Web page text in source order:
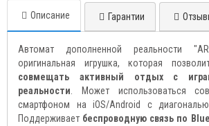
Описание Гарантии
Автомат дополненной реальности
оригинальная игрушка, которая
совмещать активный отдых с
реальности . Может использоваться
смартфоном на iOS/Android с
Поддерживает беспроводную связь по